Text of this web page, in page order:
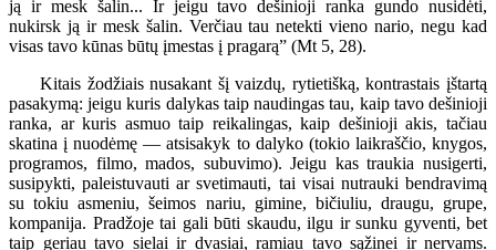
ją ir mesk šalin... Ir jeigu tavo dešinioji ranka gundo nusidėti,
nukirsk ją ir mesk šalin. Verčiau tau netekti vieno nario, negu kad
visas tavo kūnas būtų įmestas į pragarą” (Mt 5, 28).
Kitais žodžiais nusakant šį vaizdų, rytietišką, kontrastais įštartą
pasakymą: jeigu kuris dalykas taip naudingas tau, kaip tavo dešinioji
ranka, ar kuris asmuo taip reikalingas, kaip dešinioji akis, tačiau
skatina į nuodėmę — atsisakyk to dalyko (tokio laikraščio, knygos,
programos, filmo, mados, subuvimo). Jeigu kas traukia nusigerti,
susipykti, paleistuvauti ar svetimauti, tai visai nutrauki bendravimą
su tokiu asmeniu, šeimos nariu, gimine, bičiuliu, draugu, grupe,
kompanija. Pradžoje tai gali būti skaudu, ilgu ir sunku gyventi, bet
taip geriau tavo sielai ir dvasiai, ramiau tavo sąžinei ir nervams.